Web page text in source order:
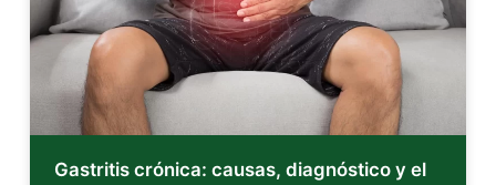
Gastritis crónica: causas, diagnóstico y el